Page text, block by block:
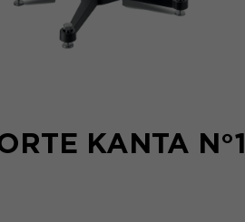
KANTA N°1